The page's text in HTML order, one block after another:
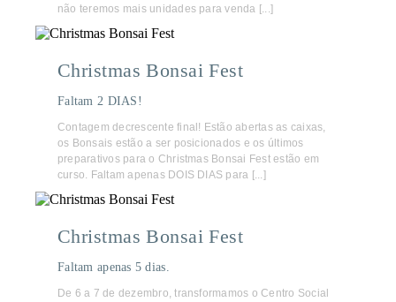
não teremos mais unidades para venda [...]
Christmas Bonsai Fest
Faltam 2 DIAS!
Contagem decrescente final! Estão abertas as caixas,
os Bonsais estão a ser posicionados e os últimos
preparativos para o Christmas Bonsai Fest estão em
curso. Faltam apenas DOIS DIAS para [...]
Christmas Bonsai Fest
Faltam apenas 5 dias.
De 6 a 7 de dezembro, transformamos o Centro Social